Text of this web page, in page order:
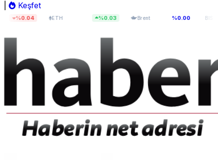
Keşfet
ETH $1.903,01 Brent $83,33 %0.00 BIST 100